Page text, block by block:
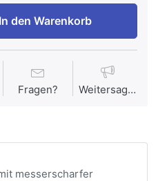
In den Warenkorb
Fragen? Weitersagen
messerscharfer